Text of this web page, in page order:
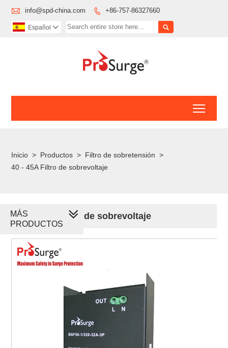
 info@spd-china.com  +86-757-86327660

Español 
Inicio > Productos > Filtro de sobretensión >
40 - 45A Filtro de sobrevoltaje
40 - 45A Filtro de sobrevoltaje
MÁS
PRODUCTOS